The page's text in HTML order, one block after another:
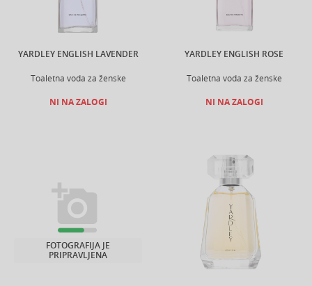
YARDLEY ENGLISH LAVENDER
Toaletna voda za ženske
NI NA ZALOGI
YARDLEY ENGLISH ROSE
Toaletna voda za ženske
NI NA ZALOGI
FOTOGRAFIJA JE
PRIPRAVLJENA